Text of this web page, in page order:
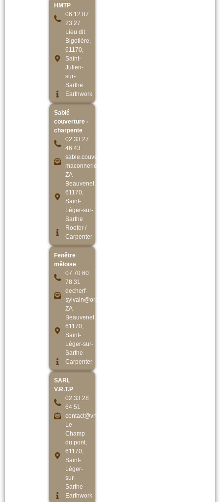
HMTP
06 12 87
23 27
Lieu dit
Bigotière,
61170,
Saint-
Julien-
sur-
Sarthe
Earthwork
Sablé
couverture -
charpente
02 33 27
46 43
sable.couverture.
maconnerie@gmail.com
ZA
Beauvenel,
61170,
Saint-
Léger-sur-
Sarthe
Roofer /
Carpenter
Fenêtre
mêloise
07 70 60
78 31
decherf-
sylvain@orange.fr
ZA
Beauvenel,
61170,
Saint-
Léger-sur-
Sarthe
Carpenter
SARL
V.R.T.P
02 33 28
64 51
contact@vrtp.fr
Le
Champ
du pont,
61170,
Saint-
Léger-
sur-
Sarthe
Earthwork